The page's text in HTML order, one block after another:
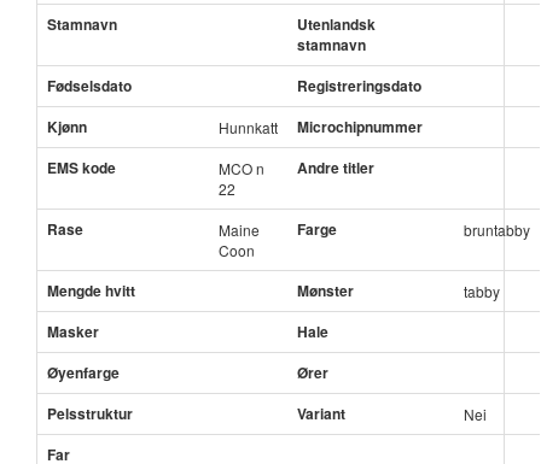
Stamnavn
Utenlandsk
stamnavn
Fødselsdato
Registreringsdato
Kjønn
Hunnkatt
Microchipnummer
EMS kode
MCO n
22
Andre titler
Rase
Maine
Coon
Farge bruntabby
Mengde hvitt Mønster tabby
Masker
Hale
Øyenfarge
Ører
Pelsstruktur
Variant Nei
Far